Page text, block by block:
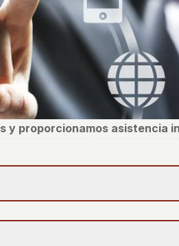
y proporcionamos asistencia